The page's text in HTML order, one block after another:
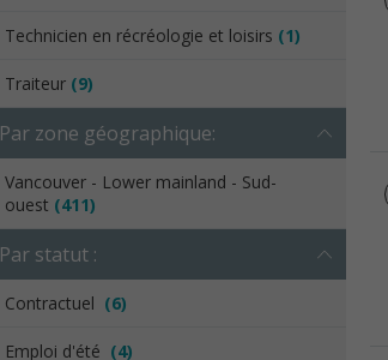
Technicien en récréologie et loisirs (1)
Traiteur (9)
Par zone géographique:
Vancouver - Lower mainland - Sud-
ouest (411)
Par statut :
Contractuel (6)
Emploi d'été (4)